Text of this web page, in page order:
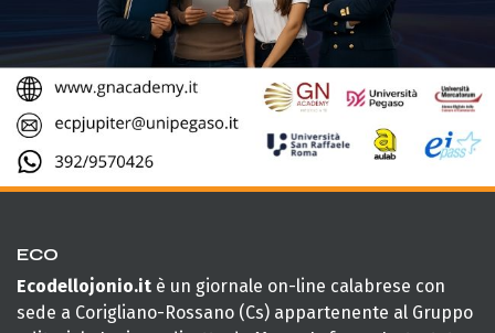
ECO
Ecodellojonio.it è un giornale on-line calabrese con
sede a Corigliano-Rossano (Cs) appartenente al Gruppo